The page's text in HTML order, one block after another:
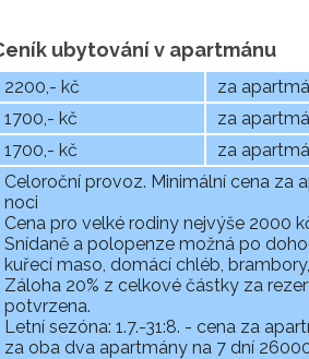
ubytování v apartmánu
2200,- kč
za
1700,- kč
za
1700,- kč
za
Celoroční provoz. Minimální cena za
noci
Cena pro velké rodiny nejvýše 2000
Snídaně a polopenze možná po
kuřecí maso, domácí chléb,
Záloha 20% z celkové částky za
potvrzena.
Letní sezóna: 1.7.-31:8. - cena za
za oba dva apartmány na 7 dní